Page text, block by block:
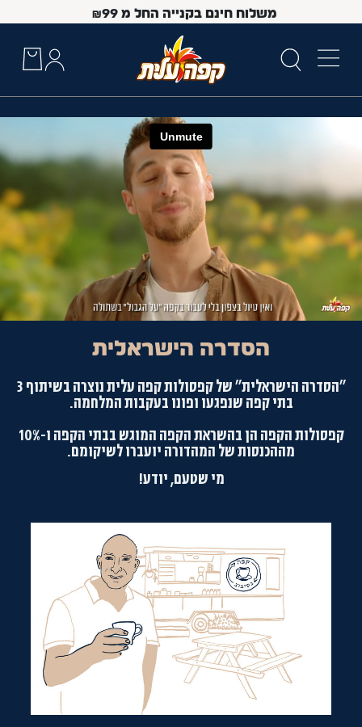
משלוח חינם בקנייה החל מ ₪99
Up and Down arrow keys to navigate search results.
הסדרה הישראלית
"הסדרה הישראלית" של קפסולות קפה עלית נוצרה בשיתוף 3
בתי קפה שנפגעו ופונו בעקבות המלחמה.
קפסולות הקפה הן בהשראת הקפה המוגש בבתי הקפה ו-10%
מההכנסות של המהדורה יועברו לשיקומם.
מי שטעם, יודע!